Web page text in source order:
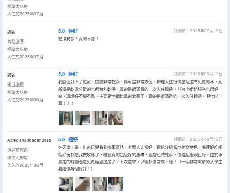
標準大床房
入住於2025年07月
訪客
商務旅客
標準大床房
入住於2025年07月
5.0 極好
評價於：2025年07月10日
乾淨安靜！真的不錯！
訪客
獨自旅遊
標準大床房
入住於2025年06月
5.0 極好
評價於：2025年06月12日
我隨便訂下了這家，房間非常乾淨，停車是非常方便，辦理入住很快屋裡還有免費的水，廁
所還是乾濕分離的也都特別乾淨，真的是很滿意的一次入住體驗，前台小姐姐服務也很好
😁，環境好不臟不亂，主要是性價比真的太高了，真的是很滿意的一次入住體驗。 極力推
薦！！！
Aichidahanbaoshutiao
與好友旅遊
標準大床房
入住於2025年06月
5.0 極好
評價於：2025年06月12日
在天津上學，出來玩兒看到這家賓館，老闆人非常好，還給介紹當地美食特色，哪裡好吃哪
裡好玩都給我做攻略了，哇塞真的超級好的服務，酒店也賊乾淨，價格超級親民呀，由於車
票定的時間晚還免費延遲退房了，下次還來，以後都會常來，絕！（一個非常潔癖的大學生
要給億萬個好評！）